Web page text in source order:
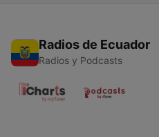
Radios de Ecuador
Radios y Podcasts